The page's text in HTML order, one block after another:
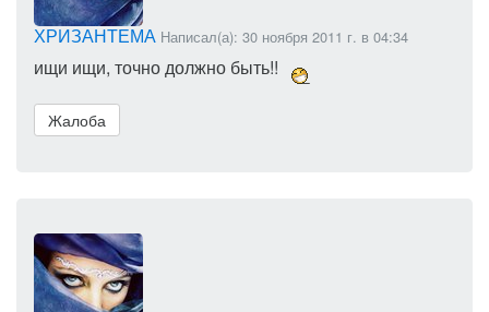
ХРИЗАНТЕМА Написал(а): 30 ноября 2011 г. в 04:34
ищи ищи, точно должно быть!!
Жалоба